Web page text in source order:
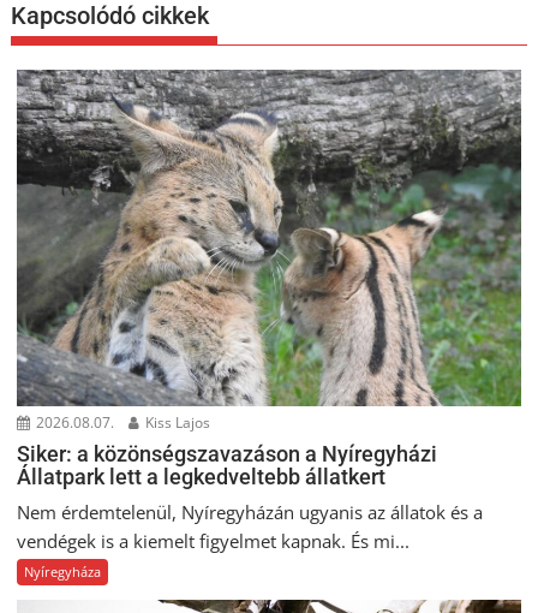
Kapcsolódó cikkek
2026.08.07. Kiss Lajos
Siker: a közönségszavazáson a Nyíregyházi
Állatpark lett a legkedveltebb állatkert
Nem érdemtelenül, Nyíregyházán ugyanis az állatok és a
vendégek is a kiemelt figyelmet kapnak. És mi...
Nyíregyháza